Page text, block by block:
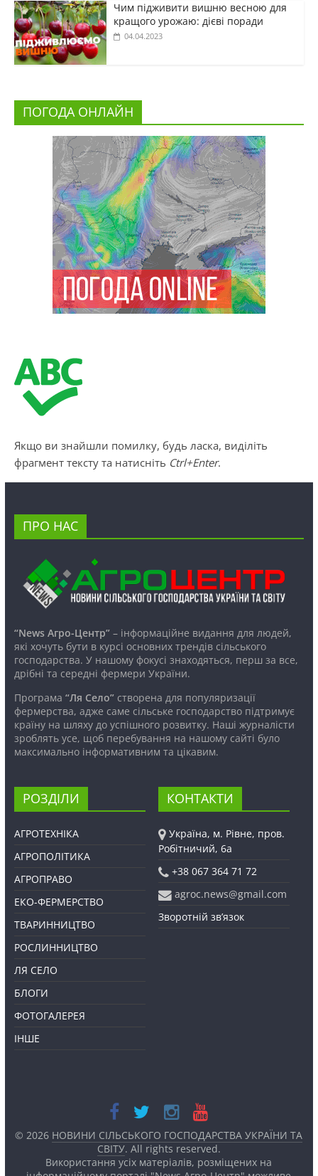
Чим підживити вишню весною для
кращого урожаю: дієві поради
04.04.2023
ПОГОДА ОНЛАЙН
Якщо ви знайшли помилку, будь ласка, виділіть
фрагмент тексту та натисніть Ctrl+Enter.
ПРО НАС
“News Агро-Центр”– інформаційне видання для людей,
які хочуть бути в курсі основних трендів сільського
господарства. У нашому фокусі знаходяться, перш за все,
дрібні та середні фермери України.
Програма “Ля Село”створена для популяризації
фермерства, адже саме сільське господарство підтримує
країну на шляху до успішного розвитку. Наші журналісти
зроблять усе, щоб перебування на нашому сайті було
максимально інформативним та цікавим.
РОЗДІЛИ
АГРОТЕХНІКА
АГРОПОЛІТИКА
АГРОПРАВО
ЕКО-ФЕРМЕРСТВО
ТВАРИННИЦТВО
РОСЛИННИЦТВО
ЛЯ СЕЛО
БЛОГИ
ФОТОГАЛЕРЕЯ
ІНШЕ
КОНТАКТИ
Україна, м. Рівне, пров.
Робітничий, 6а
+38 067 364 71 72
agroc.news@gmail.com
Зворотній зв’язок
© 2026 НОВИНИ СІЛЬСЬКОГО ГОСПОДАРСТВА УКРАЇНИ ТА
СВІТУ. All rights reserved.
Використання усіх матеріалів, розміщених на